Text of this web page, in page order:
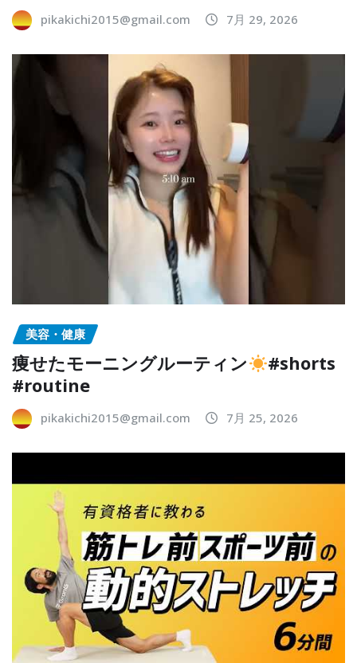
pikakichi2015@gmail.com 7月 29, 2026
美容・健康
痩せたモーニングルーティン
#shorts
#routine
pikakichi2015@gmail.com 7月 25, 2026